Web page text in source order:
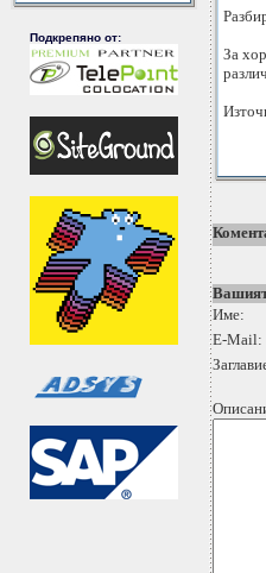
Подкрепяно от:
За
Име:
E-Mail: